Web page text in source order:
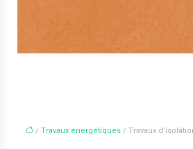
/ Travaux énergétiques/ Travaux